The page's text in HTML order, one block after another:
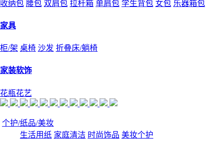
收纳包 腰包 双肩包 拉杆箱 单肩包 学生背包 女包 乐器箱包
家具
柜/架 桌椅 沙发 折叠床/躺椅
家装软饰
花瓶花艺
个护/纸品/美妆
生活用纸 家庭清洁 时尚饰品 美妆个护